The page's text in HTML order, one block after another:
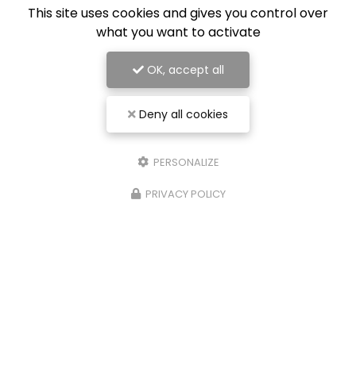
This site uses cookies and gives you control over
what you want to activate
OK, accept all
Deny all cookies
PERSONALIZE
PRIVACY POLICY